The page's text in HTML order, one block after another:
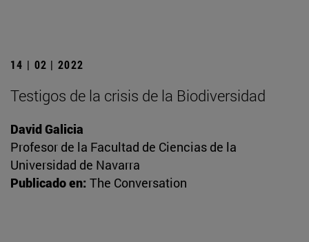
14 | 02 | 2022
Testigos de la crisis de la Biodiversidad
David Galicia
Profesor de la Facultad de Ciencias de la
Universidad de Navarra
Publicado en: The Conversation